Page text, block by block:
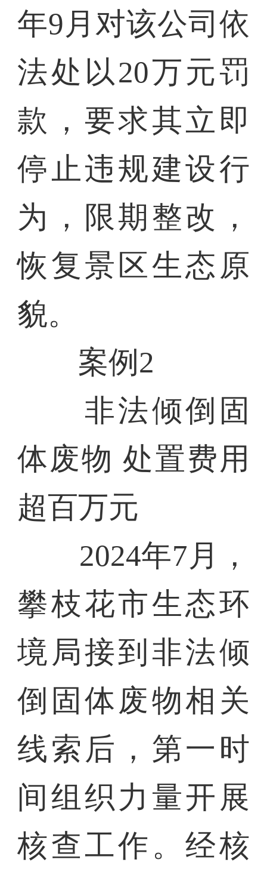
年9月对该公司依
法处以20万元罚
款，要求其立即
停止违规建设行
为，限期整改，
恢复景区生态原
貌。
案例2
非法倾倒固
体废物 处置费用
超百万元
2024年7月，
攀枝花市生态环
境局接到非法倾
倒固体废物相关
线索后，第一时
间组织力量开展
核查工作。经核